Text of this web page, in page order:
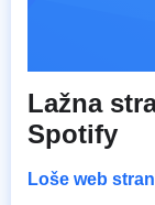
Lažna
Spotify
Loše web